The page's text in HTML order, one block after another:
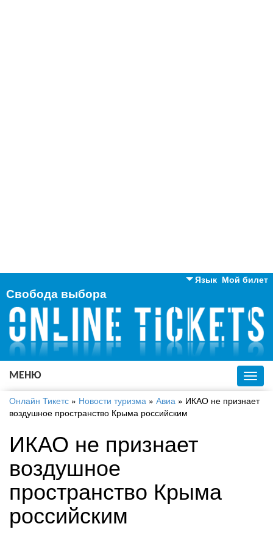
Мой билет
Язык
Английский
Русский
Украинский
Свобода выбора
МЕНЮ
Онлайн Тикетс » Новости туризма » Авиа » ИКАО не признает
воздушное пространство Крыма российским
ИКАО не признает
воздушное
пространство Крыма
российским